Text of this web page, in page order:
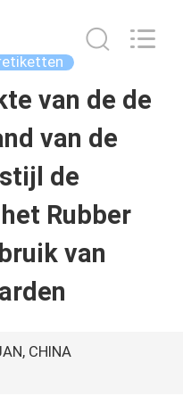
van de de
van de
de
Rubber
van
CHINA